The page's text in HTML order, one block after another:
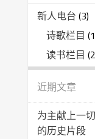
新人电台 (3)
诗歌栏目
读书栏目
近期文章
为主献上一
的历史片段